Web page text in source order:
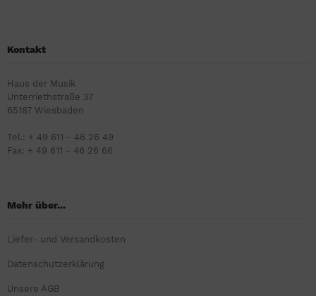
Kontakt
Haus der Musik
Unterriethstraße 37
65187 Wiesbaden
Tel.: + 49 611 - 46 26 49
Fax: + 49 611 - 46 26 66
Mehr über...
Liefer- und Versandkosten
Datenschutzerklärung
Unsere AGB